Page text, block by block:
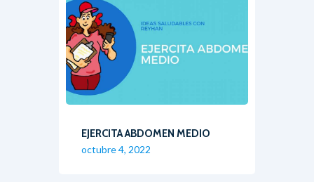
EJERCITA ABDOMEN MEDIO
octubre 4, 2022